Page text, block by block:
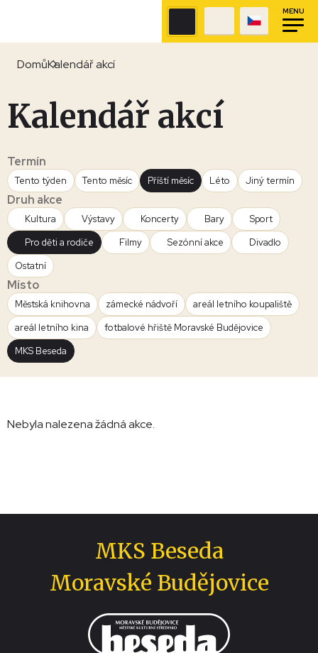
MENU
DomůKalendář akcí
Kalendář akcí
Termín
Tento týden Tento měsíc Příští měsíc Léto Jiný termín
Druh akce
Kultura Výstavy Koncerty Bary
Sport
Pro děti a rodiče
Filmy Sezónní akce
Divadlo
Ostatní
Místo
Městská knihovna zámecké nádvoří
areál letního koupaliště
areál letního kina
fotbalové hřiště Moravské Budějovice
MKS Beseda
Nebyla nalezena žádná akce.
MKS Beseda
Moravské Budějovice